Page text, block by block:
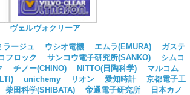
ヴェルヴォクリーア
ラージュ ウシオ電機 エムラ(EMURA)
ガステ
フロック サンコウ電子研究所(SANKO)
シムコ
チノー(CHINO) NITTO(日陶科学)
マルコム
unichemy リオン 愛知時計
京都電子工
柴田科学(SHIBATA) 帝通電子研究所
日本カノ